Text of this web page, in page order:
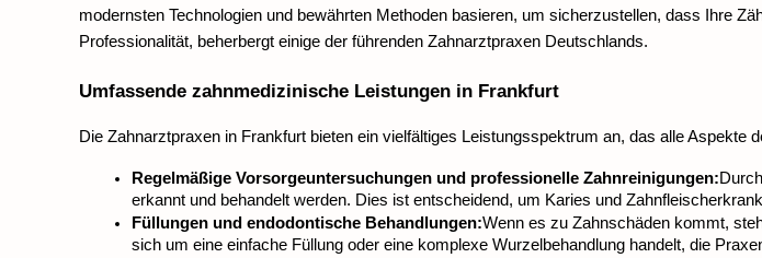
modernsten Technologien und bewährten Methoden basieren, um sicherzustellen, dass Ihre
Professionalität, beherbergt einige der führenden Zahnarztpraxen Deutschlands.
Umfassende zahnmedizinische Leistungen in Frankfurt
Die Zahnarztpraxen in Frankfurt bieten ein vielfältiges Leistungsspektrum an, das alle Aspekte
Regelmäßige Vorsorgeuntersuchungen und professionelle Zahnreinigungen:
erkannt und behandelt werden. Dies ist entscheidend, um Karies und
Füllungen und endodontische Behandlungen:Wenn es zu Zahnschäden kommt,
sich um eine einfache Füllung oder eine komplexe Wurzelbehandlung handelt, die